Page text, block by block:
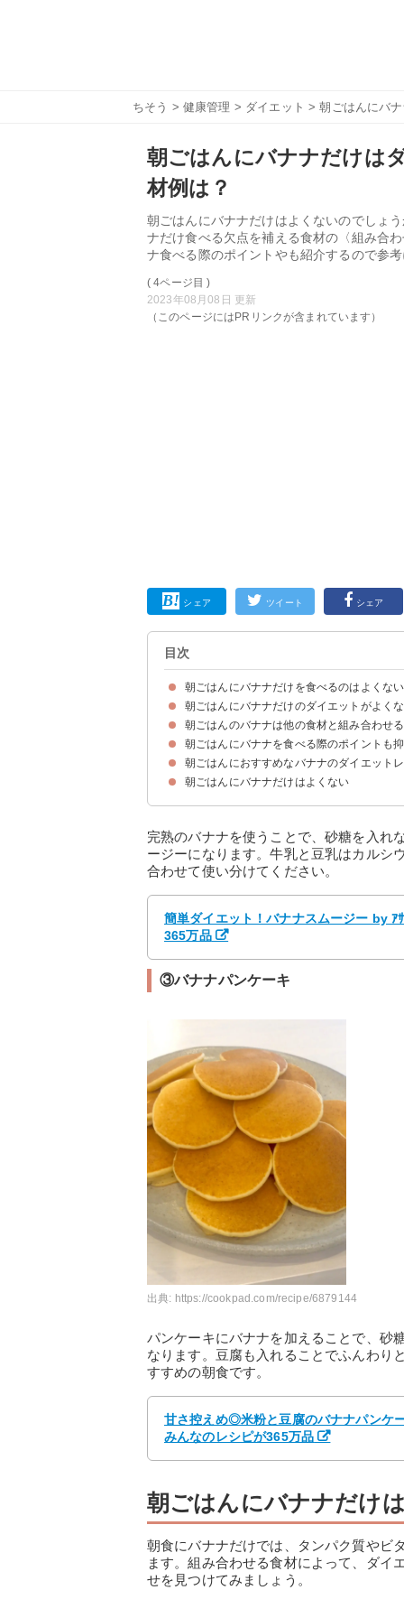
ちそう > 健康管理 > ダイエット > 朝ごはんにバ
朝ごはんにバナナだけは
材例は？
朝ごはんにバナナだけはよくないのでしょ
ナだけ食べる欠点を補える食材の〈組み合
ナ食べる際のポイントやも紹介するので参
( 4ページ目 )
2023年08月08日 更新
（このページにはPRリンクが含まれています）
シェア ツイート シェア
目次
朝ごはんにバナナだけを食べるのはよくな
朝ごはんにバナナだけのダイエットがよく
①ビタミン類・タンパク質が不足している
②腹持ちの良さに若干欠ける
③体が冷えやすい
朝ごはんのバナナは他の食材と組み合わせ
①バナナ＋ゆで卵
②バナナ＋牛乳・豆乳
③バナナ＋プロテイン
④バナナ＋オートミール
⑤バナナ＋サラダチキン
⑥バナナ＋ナッツ類
朝ごはんにバナナを食べる際のポイントも
①1日1本までに抑えて食べ過ぎない
②体を温める食材と食べ合わせる
朝ごはんにおすすめなバナナのダイエット
①バナナヨーグルト
②バナナスムージー
③バナナパンケーキ
朝ごはんにバナナだけはよくない
完熟のバナナを使うことで、砂糖を入れ
ージーになります。牛乳と豆乳はカルシ
合わせて使い分けてください。
簡単ダイエット！バナナスムージー by
365万品
③バナナパンケーキ
出典: https://cookpad.com/recipe/6879144
パンケーキにバナナを加えることで、砂
なります。豆腐も入れることでふんわり
すすめの朝食です。
甘さ控えめ◎米粉と豆腐のバナナパンケ
みんなのレシピが365万品
朝ごはんにバナナだけ
朝食にバナナだけでは、タンパク質やビ
ます。組み合わせる食材によって、ダイ
せを見つけてみましょう。